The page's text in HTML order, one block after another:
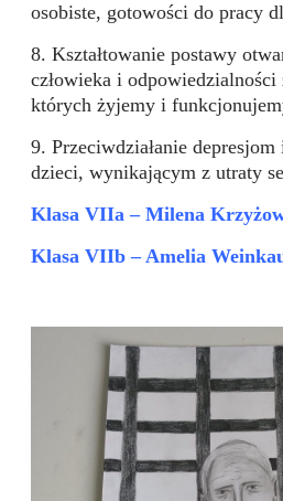
osobiste, gotowości do pracy
8. Kształtowanie postawy
człowieka i
których żyjemy i
9. Przeciwdziałanie
dzieci, wynikającym z utraty
Klasa VIIa – Milena
Klasa VIIb – Amelia